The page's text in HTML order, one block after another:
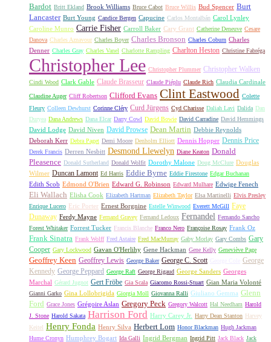
Bardot Britt Ekland Brook Williams Bruce Cabot Bruce Willis Bud Spencer Burt
Lancaster Burt Young Candice Bergen Capucine Carlos Montalbán Carol Lynley
Caroline Munro Carrie Fisher Carroll Baker Cary Grant Catherine Deneuve Cesare
Danova Charles Aznavour Charles Boyer Charles Bronson Charles Coburn Charles
Denner Charles Gray Charles Vanel Charlotte Rampling Charlton Heston Christine Fabréga
Christopher Lee Christopher Plummer Christopher Walken
Cindi Wood Clark Gable Claude Brasseur Claude Piéplu Claude Rich Claudia Cardinale
Claudine Auger Cliff Robertson Clifford Evans Clint Eastwood Colette
Fleury Colleen Dewhurst Corinne Cléry Curd Jürgens Cyd Charisse Daliah Lavi Dalida Dan
Duryea Dana Andrews Dana Elcar Darry Cowl David Bowie David Carradine David Hemmings
David Lodge David Niven David Prowse Dean Martin Debbie Reynolds
Deborah Kerr Debra Paget Demi Moore Denholm Elliott Dennis Hopper Dennis Price
Derek Francis Derren Nesbitt Desmond Llewelyn Diane Keaton Donald
Pleasence Donald Sutherland Donald Wolfit Dorothy Malone Doug McClure Douglas
Wilmer Duncan Lamont Ed Harris Eddie Byrne Eddie Firestone Edgar Buchanan
Edith Scob Edmond O'Brien Edward G. Robinson Edward Mulhare Edwige Fenech
Eli Wallach Elisha Cook Elizabeth Hartman Elizabeth Taylor Elsa Martinelli Elvis Presley
Enrique Lucero Eric Porter Ernest Borgnine Estelle Winwood Everett McGill Faye
Dunaway Ferdy Mayne Fernand Gravey Fernand Ledoux Fernandel Fernando Sancho
Forest Whitaker Forrest Tucker Francis Blanche Franco Nero Françoise Rosay Frank Oz
Frank Sinatra Frank Wolff Fred Astaire Fred MacMurray Gaby Morlay Gary Combs Gary
Cooper Gary Lockwood Gavan O'Herlihy Gene Hackman Gene Kelly Geneviève Page
Geoffrey Keen Geoffrey Lewis George Baker George C. Scott
George
Kennedy George Peppard George Raft George Rigaud George Sanders Georges
Marchal Gérard Jugnot Gert Fröbe Gia Scala Giacomo Rossi-Stuart Gian Maria Volonté
Gianni Garko Gina Lollobrigida Giorgia Moll Giovanna Ralli Giuliano Gemma Glenn
Ford Grace Jones Grégoire Aslan Gregory Peck Gregory Walcott Hal Needham Harold
J. Stone Harold Sakata Harrison Ford Harry Carey Jr. Harry Dean Stanton Harvey
Keitel Henry Fonda Henry Silva Herbert Lom Honor Blackman Hugh Jackman
Hume Cronyn Humphrey Bogart Ida Galli Ingrid Bergman Ingrid Pitt Jack Black Jack